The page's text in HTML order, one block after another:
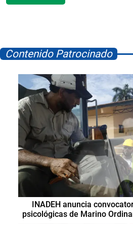
Contenido Patrocinado
INADEH anuncia
psicológicas de Marino